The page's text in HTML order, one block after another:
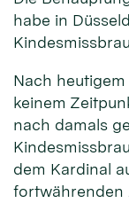
habe in
Nach
keinem
nach damals
dem Kardinal
fortwährenden